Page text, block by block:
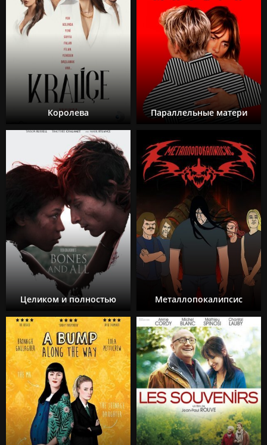
Королева Параллельные матери
Целиком и полностью Металлопокалипсис